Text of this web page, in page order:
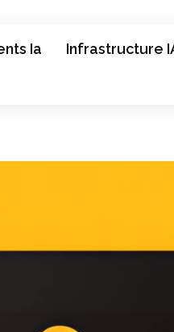
Ia Infrastructure